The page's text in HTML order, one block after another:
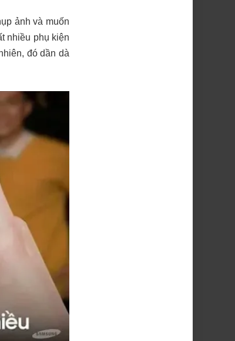
ảnh và muốn
nhiều phụ kiện
đó dần dà